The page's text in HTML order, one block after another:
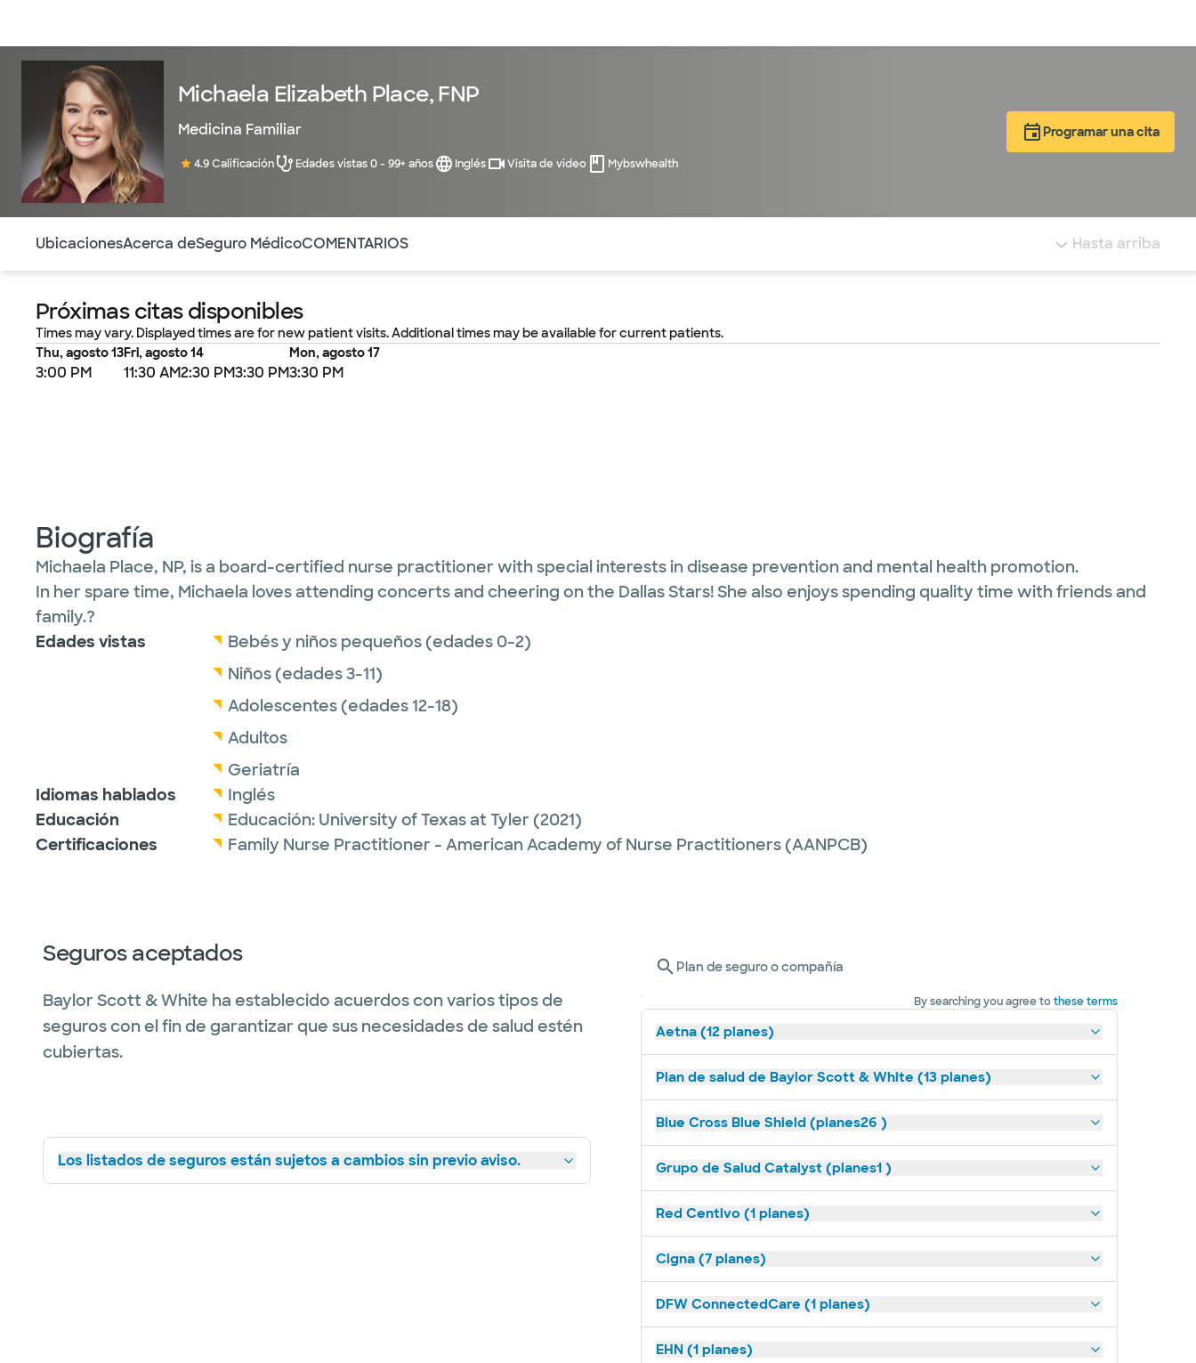
Michaela Elizabeth Place, FNP
Medicina Familiar
4.9 Calificación Edades vistas 0 - 99+ años Inglés Visita de video Mybswhealth
Programar una cita
UbicacionesAcerca deSeguro MédicoCOMENTARIOS Hasta arriba
Próximas citas disponibles
Times may vary. Displayed times are for new patient visits. Additional times may be available for current patients.
Thu, agosto 13
3:00 PM
Fri, agosto 14
11:30 AM2:30 PM3:30 PM
Mon, agosto 17
3:30 PM
Biografía
Michaela Place, NP, is a board-certified nurse practitioner with special interests in disease prevention and mental health promotion.
In her spare time, Michaela loves attending concerts and cheering on the Dallas Stars! She also enjoys spending quality time with friends and
family.?
Edades vistas
Bebés y niños pequeños (edades 0-2)
Niños (edades 3-11)
Adolescentes (edades 12-18)
Adultos
Geriatría
Idiomas hablados
Inglés
Educación
Educación: University of Texas at Tyler (2021)
Certificaciones
Family Nurse Practitioner - American Academy of Nurse Practitioners (AANPCB)
Seguros aceptados
Baylor Scott & White ha establecido acuerdos con varios tipos de
seguros con el fin de garantizar que sus necesidades de salud estén
cubiertas.
Los listados de seguros están sujetos a cambios sin previo aviso.
Plan de seguro o compañía
By searching you agree tothese terms
Aetna (12 planes)
Plan de salud de Baylor Scott & White (13 planes)
Blue Cross Blue Shield (planes26 )
Grupo de Salud Catalyst (planes1 )
Red Centivo (1 planes)
Cigna (7 planes)
DFW ConnectedCare (1 planes)
EHN (1 planes)